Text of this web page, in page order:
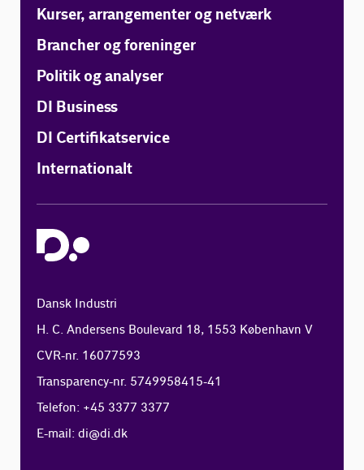
Kurser, arrangementer og netværk
Brancher og foreninger
Politik og analyser
DI Business
DI Certifikatservice
Internationalt
Dansk Industri
H. C. Andersens Boulevard 18, 1553 København V
CVR-nr. 16077593
Transparency-nr. 5749958415-41
Telefon: +45 3377 3377
E-mail:di@di.dk